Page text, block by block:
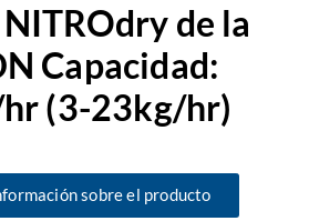
de la
Capacidad:
(3-23kg/hr)
sobre el producto